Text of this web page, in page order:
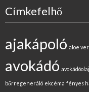
Címkefelhő
ajakápoló aloe
avokádó avokádóolaj
bőrregeneráló ekcéma fényes